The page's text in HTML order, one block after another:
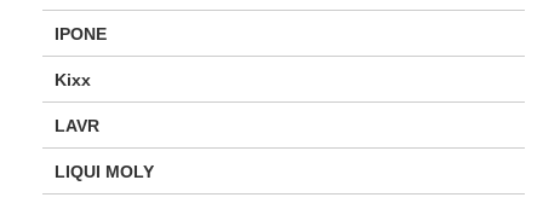
IPONE
Kixx
LAVR
LIQUI MOLY